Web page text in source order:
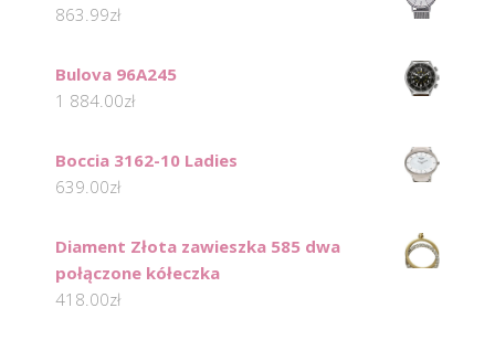
863.99zł
Bulova 96A245
1 884.00zł
Boccia 3162-10 Ladies
639.00zł
Diament Złota zawieszka 585 dwa
połączone kółeczka
418.00zł